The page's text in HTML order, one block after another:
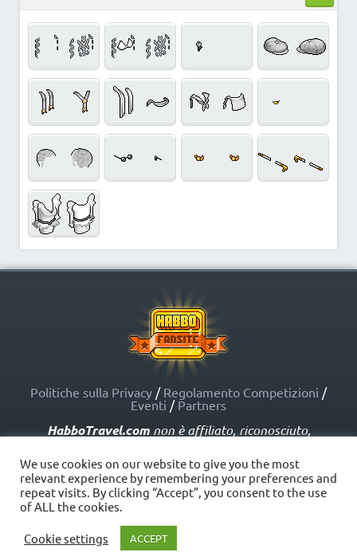
Politiche sulla Privacy / Regolamento Competizioni /
Eventi / Partners
HabboTravel.comnon è affiliato, riconosciuto,
dalle società affiliate. HabboTravel.com può servirsi di
marchi registrati e altre proprietà intellettuali di Habbo
come indicato nelle Politiche sui Fansite.
Copyright © HabboTravel (2012 - 2026) - V. 5.0
We use cookies on our website to give you the most
relevant experience by remembering your preferences and
repeat visits. By clicking “Accept”, you consent to the use
of ALL the cookies.
Cookie settings ACCEPT